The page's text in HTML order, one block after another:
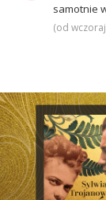
samotnie
(od